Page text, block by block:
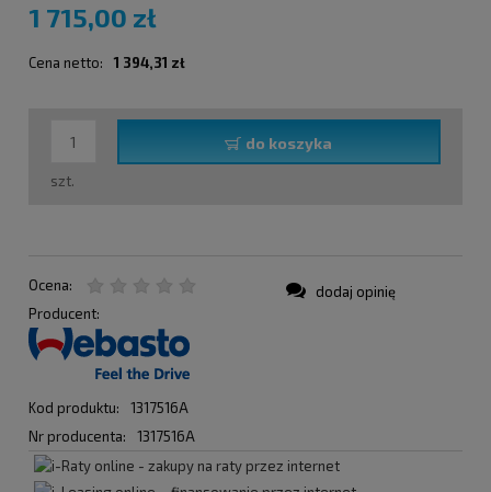
1 715,00 zł
Cena netto: 1 394,31 zł
szt.
do koszyka
Ocena:
Producent:
Kod produktu:
1317516A
Nr producenta:
1317516A
dodaj opinię